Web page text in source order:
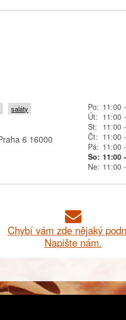
saláty
6 16000
Po: 11:00-
Út: 11:00-
St:
11:00-
Čt: 11:00-
Pá: 11:00-
So: 11:00-
Ne: 11:00-
Chybí vám zde nějaký
Napište nám.